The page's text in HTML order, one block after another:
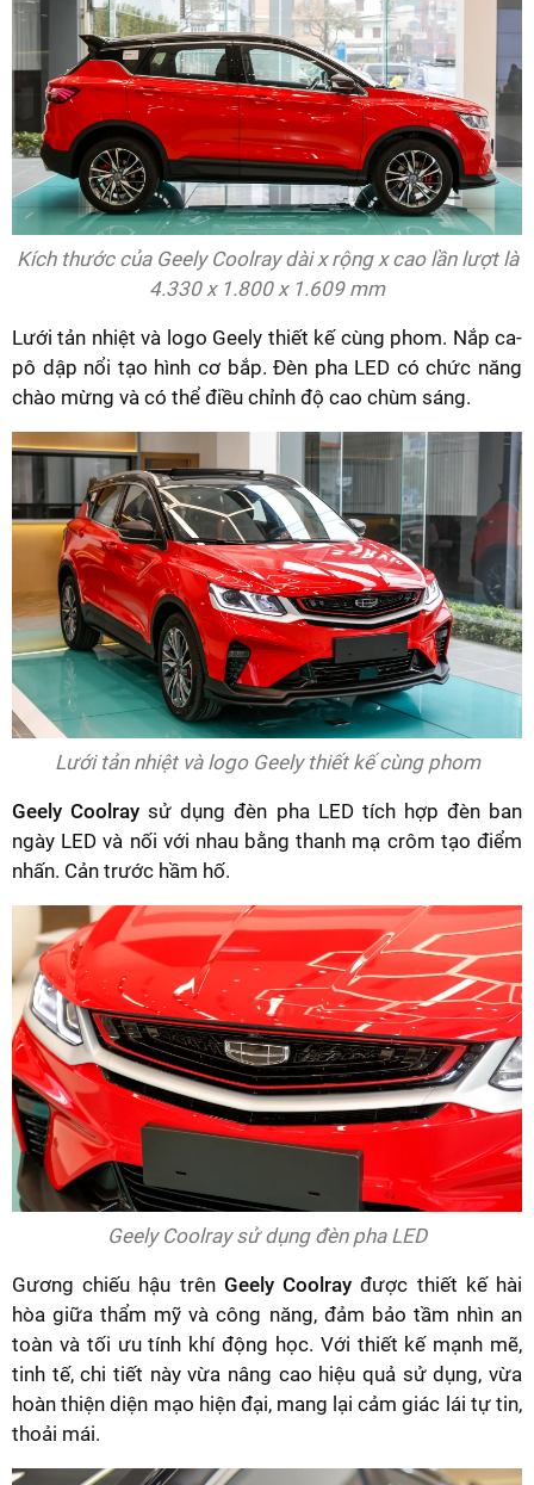
Kích thước của Geely Coolray dài x rộng x cao lần lượt là
4.330 x 1.800 x 1.609 mm
Lưới tản nhiệt và logo Geely thiết kế cùng phom. Nắp ca-
pô dập nổi tạo hình cơ bắp. Đèn pha LED có chức năng
chào mừng và có thể điều chỉnh độ cao chùm sáng.
Lưới tản nhiệt và logo Geely thiết kế cùng phom
Geely Coolray sử dụng đèn pha LED tích hợp đèn ban
ngày LED và nối với nhau bằng thanh mạ crôm tạo điểm
nhấn. Cản trước hầm hố.
Geely Coolray sử dụng đèn pha LED
Gương chiếu hậu trên Geely Coolray được thiết kế hài
hòa giữa thẩm mỹ và công năng, đảm bảo tầm nhìn an
toàn và tối ưu tính khí động học. Với thiết kế mạnh mẽ,
tinh tế, chi tiết này vừa nâng cao hiệu quả sử dụng, vừa
hoàn thiện diện mạo hiện đại, mang lại cảm giác lái tự tin,
thoải mái.